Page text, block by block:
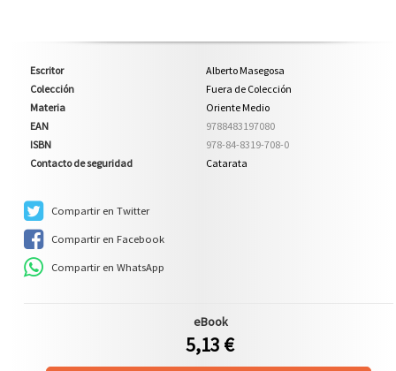
Escritor
Alberto Masegosa
Colección
Fuera de Colección
Materia
Oriente Medio
EAN
9788483197080
ISBN
978-84-8319-708-0
Contacto de seguridad
Catarata
Compartir en Twitter
Compartir en Facebook
Compartir en WhatsApp
eBook
5,13 €